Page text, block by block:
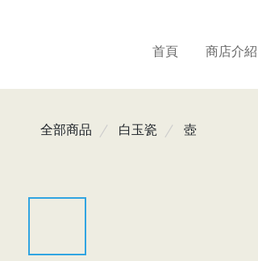
首頁 商店介紹
全部商品 白玉瓷 壺